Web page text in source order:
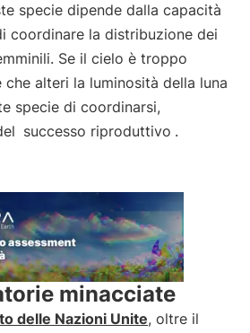
specie dipende dalla capacità
coordinare la distribuzione dei
Se il cielo è troppo
alteri la luminosità della luna
specie di coordinarsi,
successo riproduttivo .
minacciate
delle Nazioni Unite, oltre il